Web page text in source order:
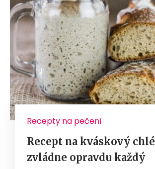
Recepty na pečení
Recept na kváskový
zvládne opravdu každý